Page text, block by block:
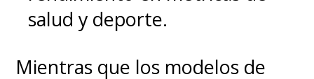
artificial diseñadas como
"compañeros románticos" o
de juego de rol íntimo.
salud y deporte.
Mientras que los modelos de